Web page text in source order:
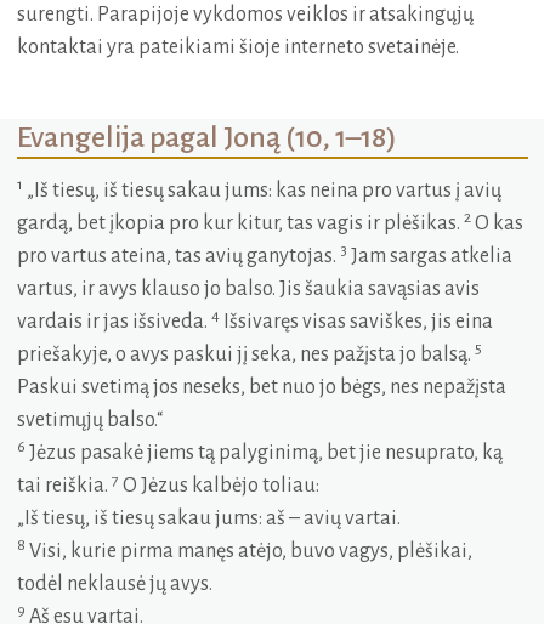
surengti. Parapijoje vykdomos veiklos ir atsakingųjų
kontaktai yra pateikiami šioje interneto svetainėje.
Evangelija pagal Joną (10, 1–18)
1 „Iš tiesų, iš tiesų sakau jums: kas neina pro vartus į avių
gardą, bet įkopia pro kur kitur, tas vagis ir plėšikas. 2O kas
pro vartus ateina, tas avių ganytojas. 3 Jam sargas atkelia
vartus, ir avys klauso jo balso. Jis šaukia savąsias avis
vardais ir jas išsiveda. 4Išsivaręs visas saviškes, jis eina
priešakyje, o avys paskui jį seka, nes pažįsta jo balsą. 5
Paskui svetimą jos neseks, bet nuo jo bėgs, nes nepažįsta
svetimųjų balso.“
6 Jėzus pasakė jiems tą palyginimą, bet jie nesuprato, ką
tai reiškia. 7 O Jėzus kalbėjo toliau:
„Iš tiesų, iš tiesų sakau jums: aš – avių vartai.
8 Visi, kurie pirma manęs atėjo, buvo vagys, plėšikai,
todėl neklausė jų avys.
9 Aš esu vartai.